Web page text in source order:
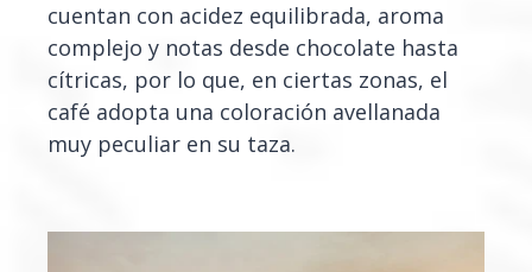
cuentan con acidez equilibrada, aroma
complejo y notas desde chocolate hasta
cítricas, por lo que, en ciertas zonas, el
café adopta una coloración avellanada
muy peculiar en su taza.